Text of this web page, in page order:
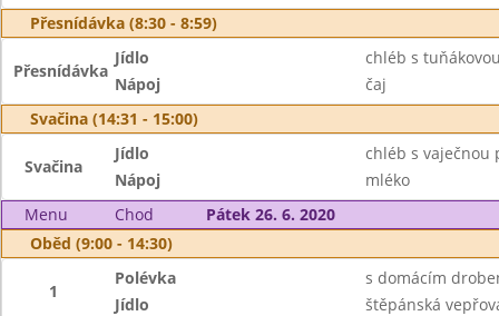
Přesnídávka (8:30 - 8:59)
Přesnídávka
Jídlo
chléb s
Nápoj
čaj
Svačina (14:31 - 15:00)
Svačina
Jídlo
chléb s vaječnou
Nápoj
mléko
Menu
Chod
Pátek 26. 6. 2020
Oběd (9:00 - 14:30)
1
Polévka
s domácím
Jídlo
štěpánská